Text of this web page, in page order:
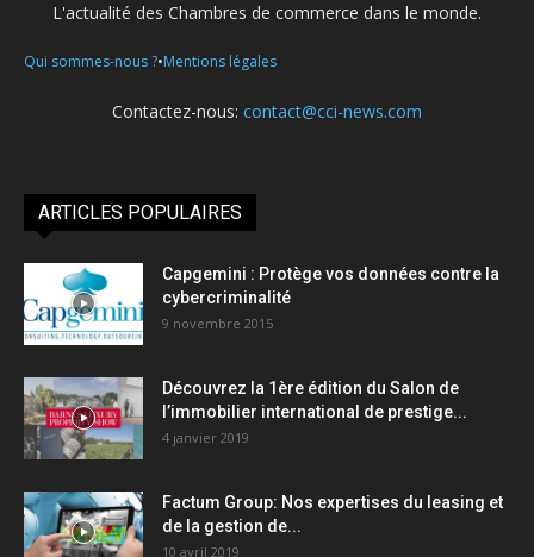
L'actualité des Chambres de commerce dans le monde.
Qui sommes-nous ?•Mentions légales
Contactez-nous: contact@cci-news.com
ARTICLES POPULAIRES
Capgemini : Protège vos données contre la
cybercriminalité
9 novembre 2015
Découvrez la 1ère édition du Salon de
l’immobilier international de prestige...
4 janvier 2019
Factum Group: Nos expertises du leasing et
de la gestion de...
10 avril 2019